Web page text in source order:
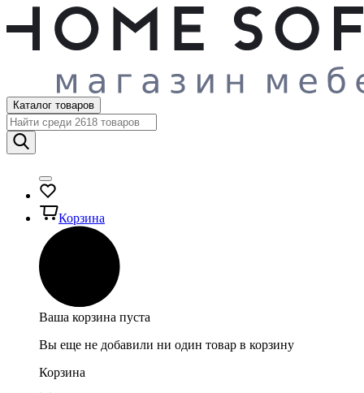
Каталог товаров
Корзина
Ваша корзина пуста
Вы еще не добавили ни один товар в корзину
Корзина